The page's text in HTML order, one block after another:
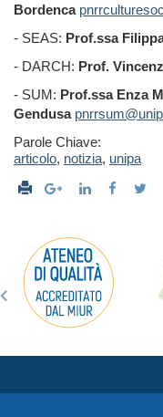
Bordenca
- SEAS: Prof.ssa
- DARCH: Prof.
- SUM: Prof.ssa Enza
Gendusa
Parole Chiave:
articolo, notizia, unipa